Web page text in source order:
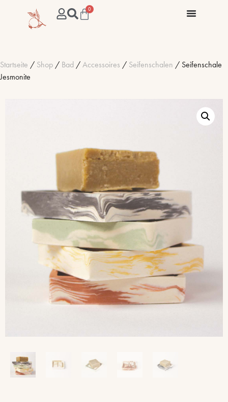
0
Startseite / Shop / Bad /Accessoires / Seifenschalen / Seifenschale
Jesmonite